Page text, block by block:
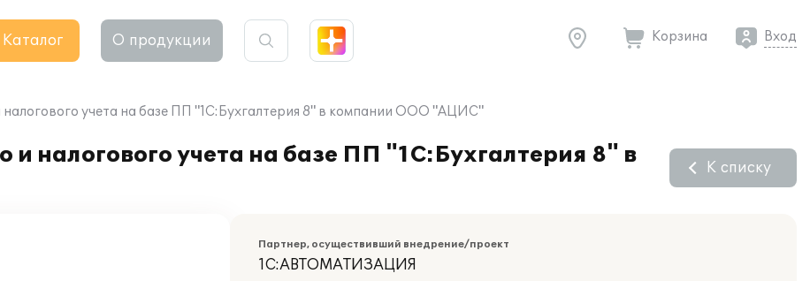
Каталог О продукции Корзина Вход
налогового учета на базе ПП "1С:Бухгалтерия 8" в компании ООО "АЦИС"
и налогового учета на базе ПП "1С:Бухгалтерия 8" в
К списку
Партнер, осуществивший внедрение/проект
1С:АВТОМАТИЗАЦИЯ